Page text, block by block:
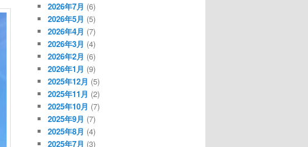
2026年7月 (6)
2026年5月 (5)
2026年4月 (7)
2026年3月 (4)
2026年2月 (6)
2026年1月 (9)
2025年12月 (5)
2025年11月 (2)
2025年10月 (7)
2025年9月 (7)
2025年8月 (4)
2025年7月 (3)